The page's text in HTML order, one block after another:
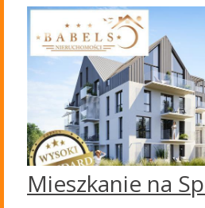
Mieszkanie na